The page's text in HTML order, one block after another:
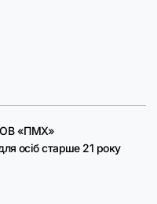
«ПМХ»
осіб старше 21 року